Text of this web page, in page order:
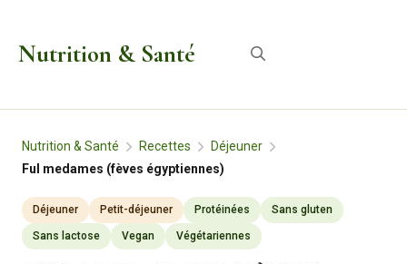
Nutrition & Santé
Nutrition & Santé Recettes
Déjeuner
Ful medames (fèves égyptiennes)
Déjeuner Petit-déjeuner Protéinées Sans gluten
Sans lactose Vegan Végétariennes